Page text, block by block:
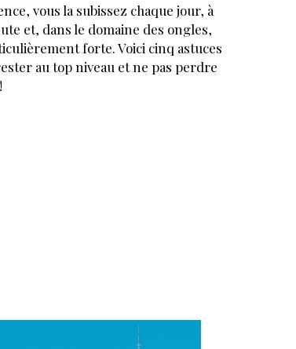
vous la subissez chaque jour, à
et, dans le domaine des ongles,
forte. Voici cinq astuces
au top niveau et ne pas perdre